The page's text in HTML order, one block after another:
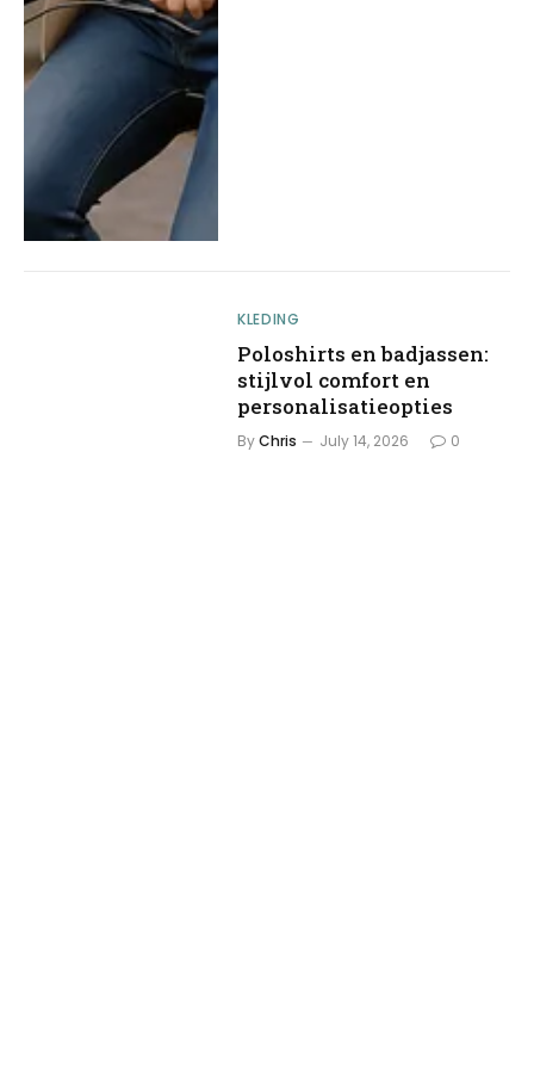
KLEDING
Poloshirts en badjassen:
stijlvol comfort en
personalisatieopties
ByChris July 14, 2026 0